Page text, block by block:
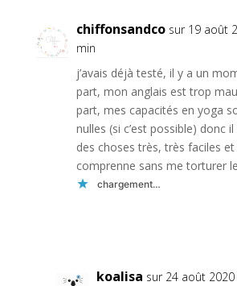
chiffonsandco sur 19 août
min
j’avais déjà testé, il y a un
part, mon anglais est trop
part, mes capacités en yoga
nulles (si c’est possible) donc
des choses très, très faciles
comprenne sans me torturer
chargement…
koalisa sur 24 août